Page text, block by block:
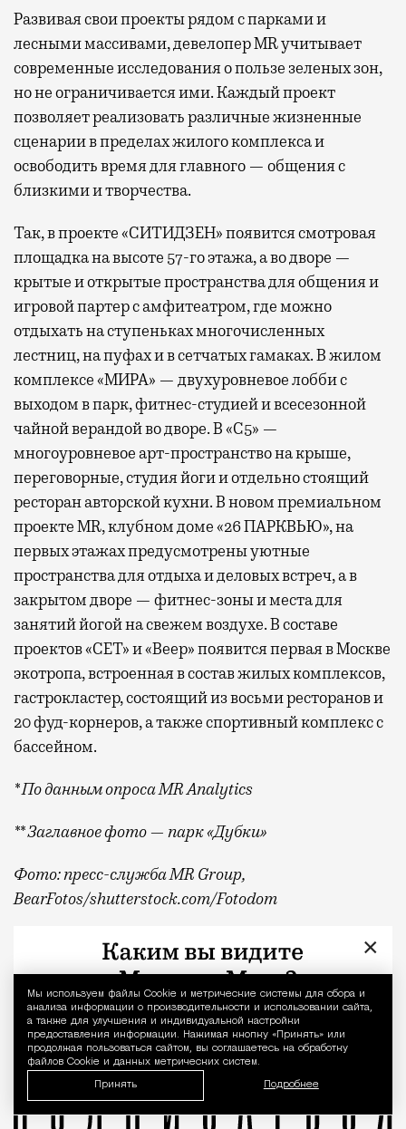
Уведомление
Мы используем файлы Сookie и метрические системы для сбора и
анализа информации о производительности и использовании сайта,
а также для улучшения и индивидуальной настройки
предоставления информации. Нажимая кнопку «Принять» или
продолжая пользоваться сайтом, вы соглашаетесь на обработку
файлов Cookie и данных метрических систем.
Принять Подробнее
Развиваясвои проекты рядом с парками и
лесными массивами, девелопер MR учитывает
современные исследования о пользе зеленых зон,
но не ограничивается ими. Каждый проект
позволяет реализовать различные жизненные
сценарии в пределах жилого комплекса и
освободить время для главного — общения с
близкими и творчества.
Так, в проекте «СИТИДЗЕН» появится смотровая
площадка на высоте 57-го этажа, а во дворе —
крытые и открытые пространства для общения и
игровой партер с амфитеатром, где можно
отдыхать на ступеньках многочисленных
лестниц, на пуфах и в сетчатых гамаках. В жилом
комплексе «МИРА» — двухуровневое лобби с
выходом в парк, фитнес-студией и всесезонной
чайной верандой во дворе. В «С5» —
многоуровневое арт-пространство на крыше,
переговорные, студия йоги и отдельно стоящий
ресторан авторской кухни. В новом премиальном
проекте MR, клубном доме «26 ПАРКВЬЮ», на
первых этажах предусмотрены уютные
пространства для отдыха и деловых встреч, а в
закрытом дворе — фитнес-зоны и места для
занятий йогой на свежем воздухе. В составе
проектов «СЕТ» и «Веер»появитсяпервая в Москве
экотропа, встроенная в состав жилых комплексов,
гастрокластер, состоящий из восьми ресторанов и
20 фуд-корнеров, а также спортивный комплекс с
бассейном.
* По данным опроса MR Analytics
** Заглавное фото — парк «Дубки»
Фото: пресс-служба MR Group,
BearFotos/shutterstock.com/Fotodom
Квадратные метры, планировки, вид из×